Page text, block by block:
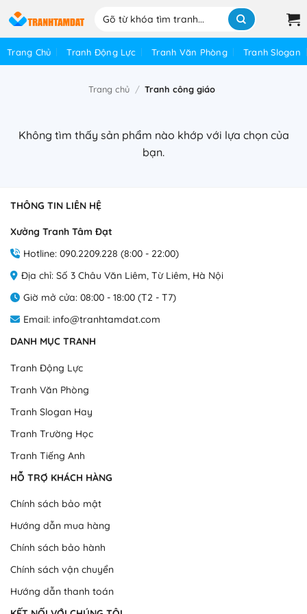
qua
nội
dung
Tìm
Trang Chủ Tranh Động Lực Tranh Văn Phòng Tranh Slogan
Trang chủ / Tranh công giáo
Không tìm thấy sản phẩm nào khớp với lựa chọn của
bạn.
THÔNG TIN LIÊN HỆ
Xưởng Tranh Tâm Đạt
Hotline: 090.2209.228 (8:00 - 22:00)
Địa chỉ: Số 3 Châu Văn Liêm, Từ Liêm, Hà Nội
Giờ mở cửa: 08:00 - 18:00 (T2 - T7)
Email: info@tranhtamdat.com
DANH MỤC TRANH
Tranh Động Lực
Tranh Văn Phòng
Tranh Slogan Hay
Tranh Trường Học
Tranh Tiếng Anh
HỖ TRỢ KHÁCH HÀNG
Chính sách bảo mật
Hướng dẫn mua hàng
Chính sách bảo hành
Chính sách vận chuyển
Hướng dẫn thanh toán